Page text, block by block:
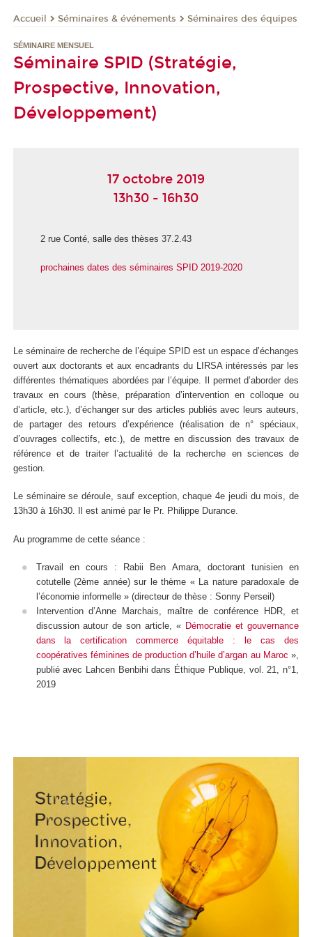
Accueil Séminaires & événements Séminaires des équipes
SÉMINAIRE MENSUEL
Séminaire SPID (Stratégie,
Prospective, Innovation,
Développement)
17 octobre 2019
13h30 - 16h30
2 rue Conté, salle des thèses 37.2.43
prochaines dates des séminaires SPID 2019-2020
Le séminaire de recherche de l’équipe SPID est un espace d’échanges
ouvert aux doctorants et aux encadrants du LIRSA intéressés par les
différentes thématiques abordées par l’équipe. Il permet d’aborder des
travaux en cours (thèse, préparation d’intervention en colloque ou
d’article, etc.), d’échanger sur des articles publiés avec leurs auteurs,
de partager des retours d’expérience (réalisation de n° spéciaux,
d’ouvrages collectifs, etc.), de mettre en discussion des travaux de
référence et de traiter l’actualité de la recherche en sciences de
gestion.
Le séminaire se déroule, sauf exception, chaque 4e jeudi du mois, de
13h30 à 16h30. Il est animé par le Pr. Philippe Durance.
Au programme de cette séance :
Travail en cours : Rabii Ben Amara, doctorant tunisien en
cotutelle (2ème année) sur le thème « La nature paradoxale de
l’économie informelle » (directeur de thèse : Sonny Perseil)
Intervention d’Anne Marchais, maître de conférence HDR, et
discussion autour de son article, « Démocratie et gouvernance
dans la certification commerce équitable : le cas des
coopératives féminines de production d’huile d’argan au Maroc »,
publié avec Lahcen Benbihi dans Éthique Publique, vol. 21, n°1,
2019